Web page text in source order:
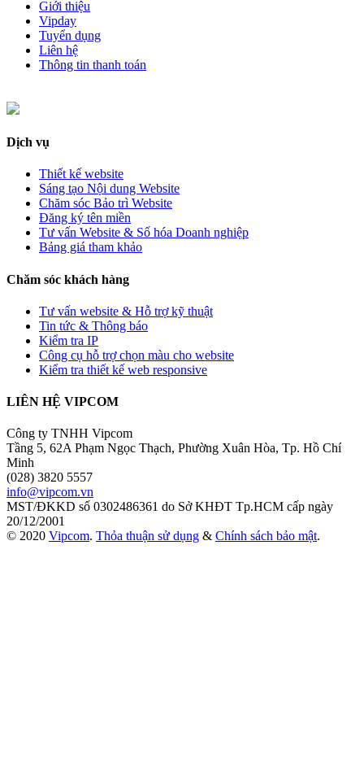
Giới thiệu
Vipday
Tuyển dụng
Liên hệ
Thông tin thanh toán
Dịch vụ
Thiết kế website
Sáng tạo Nội dung Website
Chăm sóc Bảo trì Website
Đăng ký tên miền
Tư vấn Website & Số hóa Doanh nghiệp
Bảng giá tham khảo
Chăm sóc khách hàng
Tư vấn website & Hỗ trợ kỹ thuật
Tin tức & Thông báo
Kiểm tra IP
Công cụ hỗ trợ chọn màu cho website
Kiểm tra thiết kế web responsive
LIÊN HỆ VIPCOM
Công ty TNHH Vipcom
Tầng 5, 62A Phạm Ngọc Thạch, Phường Xuân Hòa, Tp. Hồ Chí
Minh
(028) 3820 5557
info@vipcom.vn
MST/ĐKKD số 0302486361 do Sở KHĐT Tp.HCM cấp ngày
20/12/2001
© 2020 Vipcom. Thỏa thuận sử dụng & Chính sách bảo mật.